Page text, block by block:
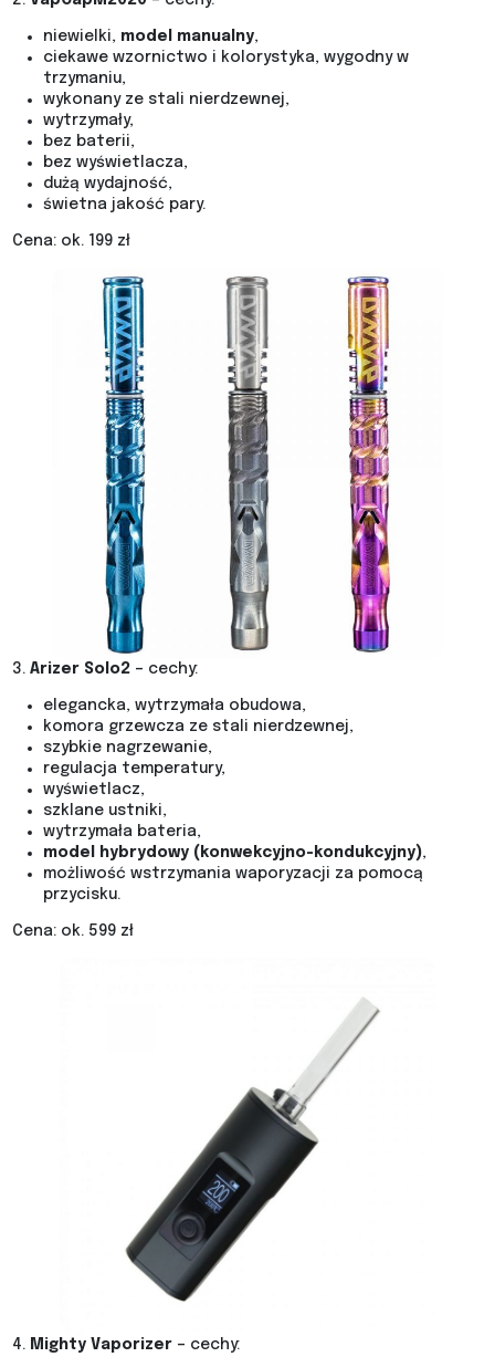
niewielki, model manualny,
ciekawe wzornictwo i kolorystyka, wygodny w
trzymaniu,
wykonany ze stali nierdzewnej,
wytrzymały,
bez baterii,
bez wyświetlacza,
dużą wydajność,
świetna jakość pary.
Cena: ok. 199 zł
3.Arizer Solo2– cechy:
elegancka, wytrzymała obudowa,
komora grzewcza ze stali nierdzewnej,
szybkie nagrzewanie,
regulacja temperatury,
wyświetlacz,
szklane ustniki,
wytrzymała bateria,
model hybrydowy (konwekcyjno-kondukcyjny),
możliwość wstrzymania waporyzacji za pomocą
przycisku.
Cena: ok. 599 zł
4. Mighty Vaporizer – cechy: